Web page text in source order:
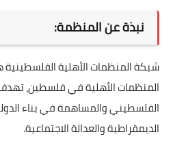
نبذة عن المنظمة:
شبكة المنظمات الأهلية
المنظمات الأهلية في فلسطين،
الفلسطيني والمساهمة في بناء
الديمقراطية والعدالة الاجتماعية.